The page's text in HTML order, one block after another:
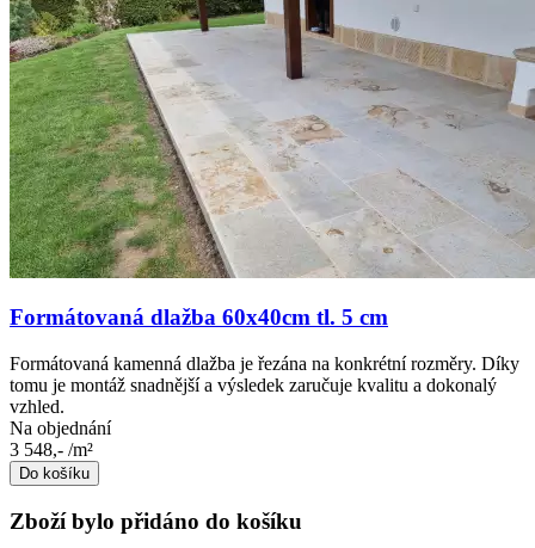
Formátovaná dlažba 60x40cm tl. 5 cm
Formátovaná kamenná dlažba je řezána na konkrétní rozměry. Díky
tomu je montáž snadnější a výsledek zaručuje kvalitu a dokonalý
vzhled.
Na objednání
3 548,- /m²
Do košíku
Zboží bylo přidáno do košíku